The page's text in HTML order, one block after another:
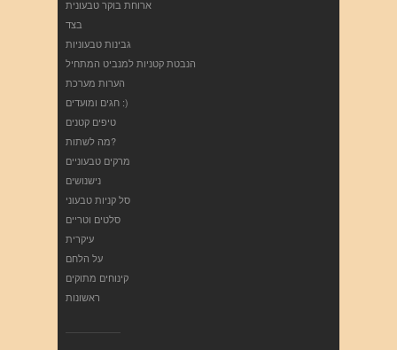
ארוחת בוקר טבעונית
בצד
גבינות טבעוניות
הנבטת קטניות למנביט המתחיל
הערות מערכת
חגים ומועדים :)
טיפים קטנים
מה לשתות?
מרקים טבעוניים
נישנושים
סל קניות טבעוני
סלטים וטריים
עיקרית
על הלחם
קינוחים מתוקים
ראשונות